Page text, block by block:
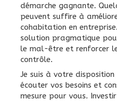
démarche gagnante.
peuvent suffire à
cohabitation en
solution pragmatique
le mal-être et renforcer
contrôle.
Je suis à votre
écouter vos besoins et
mesure pour vous.